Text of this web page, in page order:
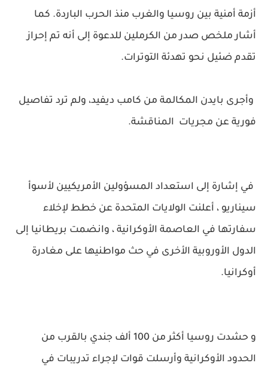
أزمة أمنية بين روسيا والغرب منذ الحرب الباردة. كما
أشار ملخص صدر من الكرملين للدعوة إلى أنه تم إحراز
تقدم ضئيل نحو تهدئة التوترات.
وأجرى بايدن المكالمة من كامب ديفيد، ولم ترد تفاصيل
فورية عن مجريات المناقشة.
في إشارة إلى استعداد المسؤولين الأمريكيين لأسوأ
سيناريو ، أعلنت الولايات المتحدة عن خطط لإخلاء
سفارتها في العاصمة الأوكرانية ، وانضمت بريطانيا إلى
الدول الأوروبية الأخرى في حث مواطنيها على مغادرة
أوكرانيا.
و حشدت روسيا أكثر من 100 ألف جندي بالقرب من
الحدود الأوكرانية وأرسلت قوات لإجراء تدريبات في